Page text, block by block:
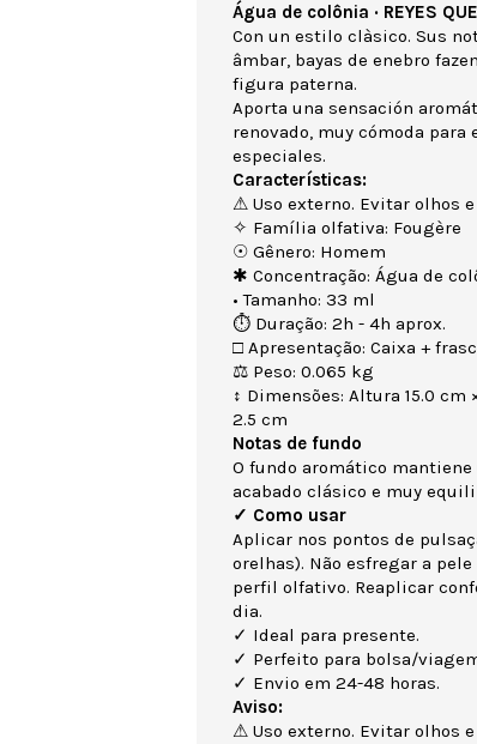
Água de colônia · REYES
Con un estilo clàsico. Sus
âmbar, bayas de enebro
figura paterna.
Aporta una sensación
renovado, muy cómoda
especiales.
Características:
⚠ Uso externo. Evitar olhos
✧ Família olfativa: Fougère
☉ Gênero: Homem
✱ Concentração: Água de
• Tamanho: 33 ml
⏱ Duração: 2h - 4h aprox.
□ Apresentação: Caixa +
⚖ Peso: 0.065 kg
↕ Dimensões: Altura 15.0
2.5 cm
Notas de fundo
O fundo aromático
acabado clásico e muy
✓ Como usar
Aplicar nos pontos de
orelhas). Não esfregar a
perfil olfativo. Reaplicar
dia.
✓ Ideal para presente.
✓ Perfeito para bolsa/
✓ Envio em 24-48 horas.
Aviso:
⚠ Uso externo. Evitar olhos